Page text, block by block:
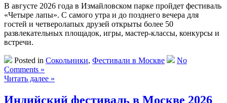
В августе 2026 года в Измайловском парке пройдет фестиваль
«Четыре лапы». С самого утра и до позднего вечера для
гостей и четверолапых друзей открыты более 50
развлекательных площадок, игры, мастер-классы, конкурсы и
встречи.
Posted in Сокольники, Фестивали в Москве
No
Comments »
Читать далее »
Индийский фестиваль в Москве 2026